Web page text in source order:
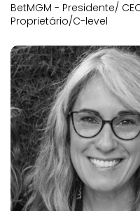
BetMGM - Presidente/
Proprietário/C-level